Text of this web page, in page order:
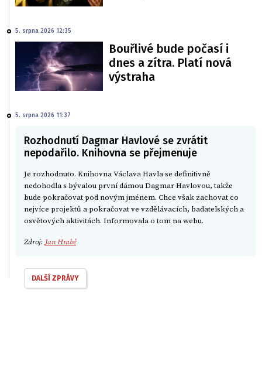
5. srpna 2026 12:35
Bouřlivé bude počasí i
dnes a zítra. Platí nová
výstraha
5. srpna 2026 11:37
Rozhodnutí Dagmar Havlové se zvrátit
nepodařilo. Knihovna se přejmenuje
Je rozhodnuto. Knihovna Václava Havla se definitivně
nedohodla s bývalou první dámou Dagmar Havlovou, takže
bude pokračovat pod novým jménem. Chce však zachovat co
nejvíce projektů a pokračovat ve vzdělávacích, badatelských a
osvětových aktivitách. Informovala o tom na webu.
Zdroj: Jan Hrabě
DALŠÍ ZPRÁVY